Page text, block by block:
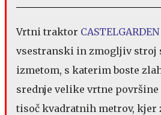
Vrtni traktor CASTELGARDEN
vsestranski in zmogljiv stroj
izmetom, s katerim boste
srednje velike vrtne
tisoč kvadratnih metrov,